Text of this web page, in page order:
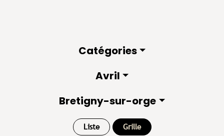
Catégories
Avril
Bretigny-sur-orge
Liste Grille